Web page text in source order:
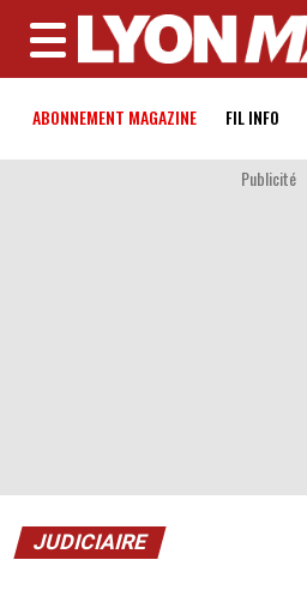
MENU
ABONNEMENT MAGAZINE FIL INFO
Publicité
JUDICIAIRE